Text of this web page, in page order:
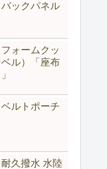
ックパネル
フォームクッ
ル）「座布
ベルトポーチ
耐久撥水 水陸